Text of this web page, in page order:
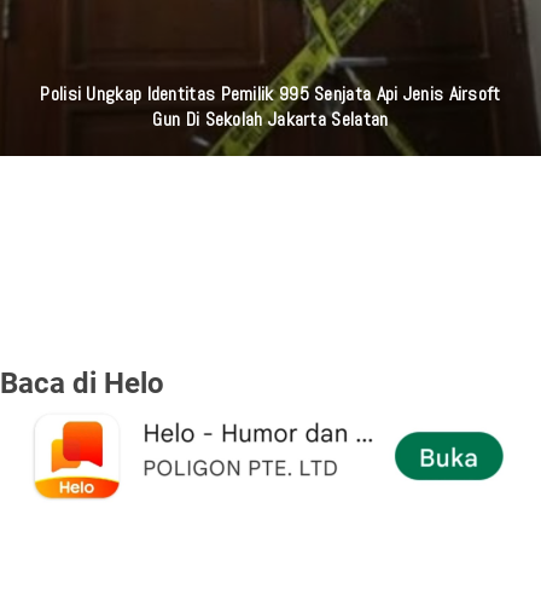
Polisi Ungkap Identitas Pemilik 995 Senjata Api Jenis Airsoft
Gun Di Sekolah Jakarta Selatan
Baca di Helo